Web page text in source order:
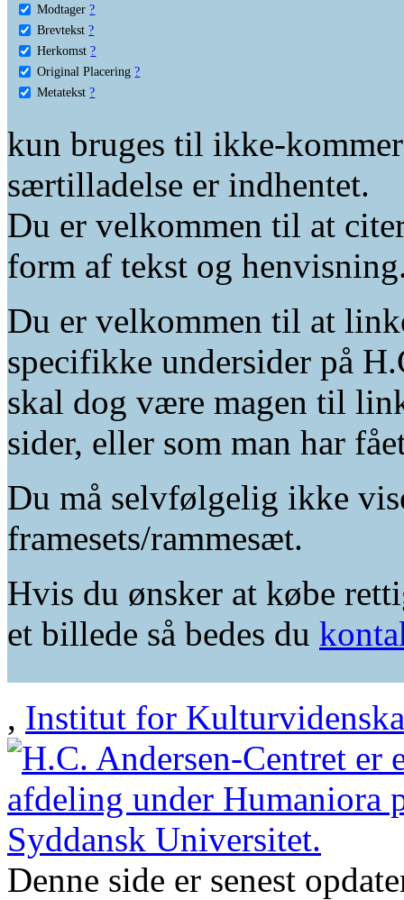
Modtager ?
Brevtekst ?
Herkomst ?
Original Placering ?
Metatekst ?
kun bruges til ikke-
særtilladelse er indhentet.
Du er velkommen til at
form af tekst og
Du er velkommen til at
specifikke undersider på
skal dog være magen til
sider, eller som man har
Du må selvfølgelig ikke
framesets/rammesæt.
Hvis du ønsker at købe
et billede så bedes du
, Institut for
Denne side er senest